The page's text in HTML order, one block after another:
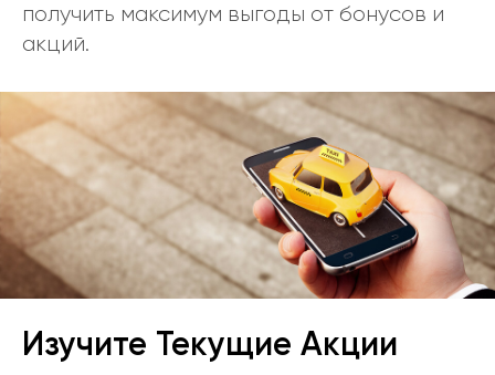
получить максимум выгоды от бонусов и
акций.
Изучите Текущие Акции